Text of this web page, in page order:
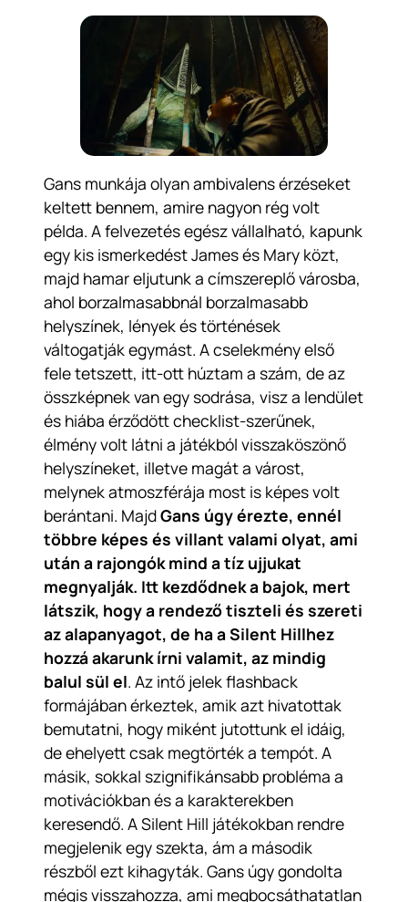
Gans munkája olyan ambivalens érzéseket
keltett bennem, amire nagyon rég volt
példa. A felvezetés egész vállalható, kapunk
egy kis ismerkedést James és Mary közt,
majd hamar eljutunk a címszereplő városba,
ahol borzalmasabbnál borzalmasabb
helyszínek, lények és történések
váltogatják egymást. A cselekmény első
fele tetszett, itt-ott húztam a szám, de az
összképnek van egy sodrása, visz a lendület
és hiába érződött checklist-szerűnek,
élmény volt látni a játékból visszaköszönő
helyszíneket, illetve magát a várost,
melynek atmoszférája most is képes volt
berántani. MajdGans úgy érezte, ennél
többre képes és villant valami olyat, ami
után a rajongók mind a tíz ujjukat
megnyalják. Itt kezdődnek a bajok, mert
látszik, hogy a rendező tiszteli és szereti
az alapanyagot, de ha a Silent Hillhez
hozzá akarunk írni valamit, az mindig
balul sül el. Az intő jelek flashback
formájában érkeztek, amik azt hivatottak
bemutatni, hogy miként jutottunk el idáig,
de ehelyett csak megtörték a tempót. A
másik, sokkal szignifikánsabb probléma a
motivációkban és a karakterekben
keresendő. A Silent Hill játékokban rendre
megjelenik egy szekta, ám a második
részből ezt kihagyták. Gans úgy gondolta
mégis visszahozza, ami megbocsáthatatlan